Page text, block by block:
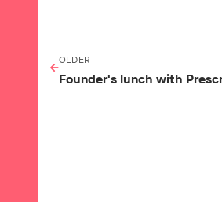
OLDER
Founder's lunch with